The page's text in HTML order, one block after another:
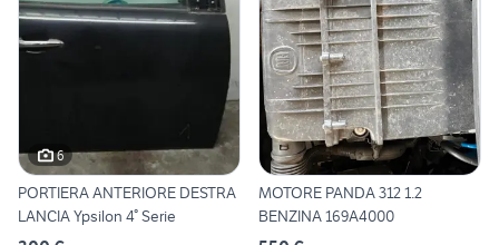
6
PORTIERA ANTERIORE DESTRA
LANCIA Ypsilon 4° Serie
MOTORE PANDA 312 1.2
BENZINA 169A4000